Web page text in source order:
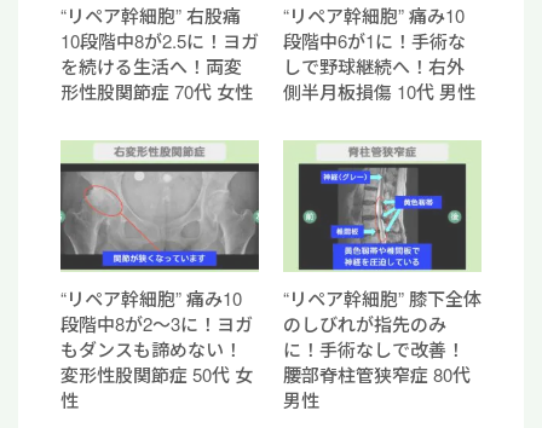
“リペア幹細胞” 右股痛
10段階中8が2.5に！ヨガ
を続ける生活へ！両変
形性股関節症 70代 女性
“リペア幹細胞” 痛み10
段階中6が1に！手術な
しで野球継続へ！右外
側半月板損傷 10代 男性
“リペア幹細胞” 痛み10
段階中8が2〜3に！ヨガ
もダンスも諦めない！
変形性股関節症 50代 女
性
“リペア幹細胞” 膝下全体
のしびれが指先のみ
に！手術なしで改善！
腰部脊柱管狭窄症 80代
男性